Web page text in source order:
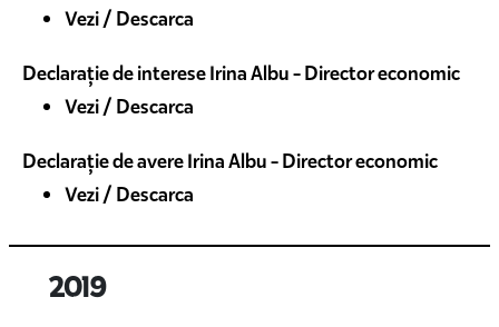
Vezi / Descarca
Declarație de interese Irina Albu - Director economic
Vezi / Descarca
Declarație de avere Irina Albu - Director economic
Vezi / Descarca
2019